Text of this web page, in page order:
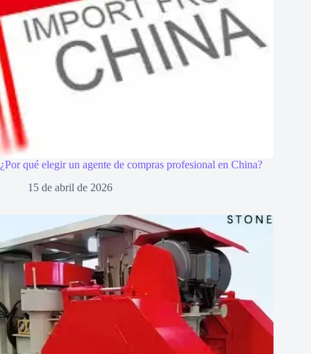
¿Por qué elegir un agente de compras profesional en China?
15 de abril de 2026